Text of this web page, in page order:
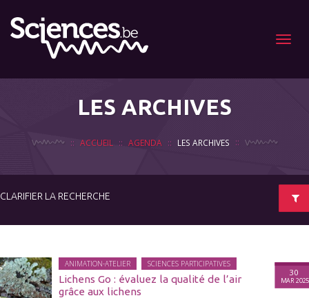
Menu
LES ARCHIVES
ACCUEIL AGENDA LES ARCHIVES
CLARIFIER LA RECHERCHE
ANIMATION-ATELIER SCIENCES PARTICIPATIVES
Lichens Go : évaluez la qualité de l’air
grâce aux lichens
30
MAR 2025